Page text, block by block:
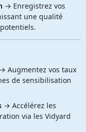
→ Enregistrez vos
une qualité
Augmentez vos taux
de sensibilisation
→ Accélérez les
via les Vidyard